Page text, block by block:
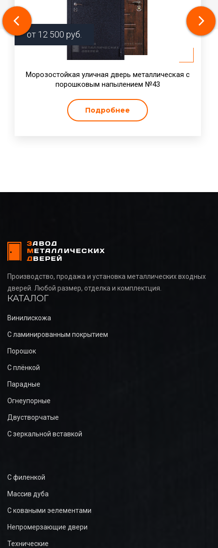
от 12 500 руб.
Морозостойкая уличная дверь металлическая с
порошковым напылением №43
Подробнее
Производство, продажа и установка металлических входных
дверей. Любой размер, отделка и комплектция.
КАТАЛОГ
Винилискожа
С ламинированным покрытием
Порошок
С плёнкой
Парадные
Огнеупорные
Двустворчатые
С зеркальной вставкой
С филенкой
Массив дуба
С коваными эелементами
Непромерзающие двери
Технические